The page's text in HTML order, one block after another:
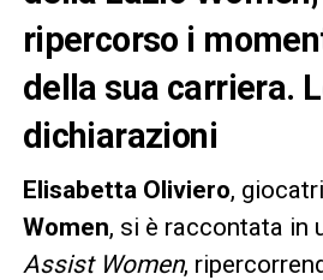
ripercorso i
della sua carriera.
dichiarazioni
Elisabetta Oliviero,
Women, si è raccontata in
Assist Women,